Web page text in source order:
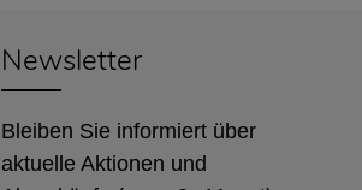
Newsletter
Bleiben Sie informiert über
aktuelle Aktionen und